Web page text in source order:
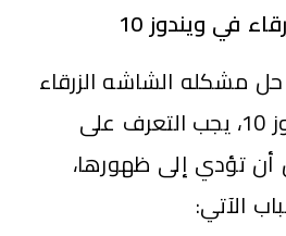
في ويندوز 10
مشكله الشاشه الزرقاء
في الكمبيوتر ويندوز 10، يجب التعرف على
أن تؤدي إلى ظهورها،
الآتي: